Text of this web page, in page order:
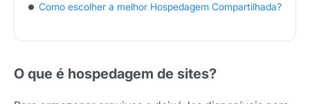
Como escolher a melhor Hospedagem Compartilhada?
O que é hospedagem de sites?